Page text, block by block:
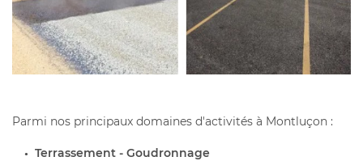
Parmi nos principaux domaines d'activités à Montluçon :
Terrassement - Goudronnage